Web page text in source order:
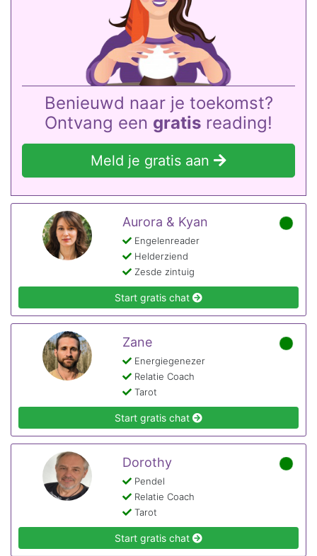
Benieuwd naar je toekomst?
Ontvang een gratis reading!
Meld je gratis aan
Aurora & Kyan
Engelenreader
Helderziend
Zesde zintuig
Start gratis chat
Zane
Energiegenezer
Relatie Coach
Tarot
Start gratis chat
Dorothy
Pendel
Relatie Coach
Tarot
Start gratis chat